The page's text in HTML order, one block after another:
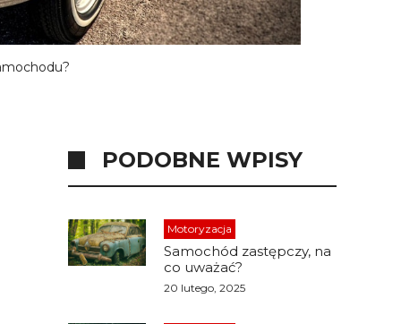
PODOBNE WPISY
Motoryzacja
Samochód zastępczy, na
co uważać?
20 lutego, 2025